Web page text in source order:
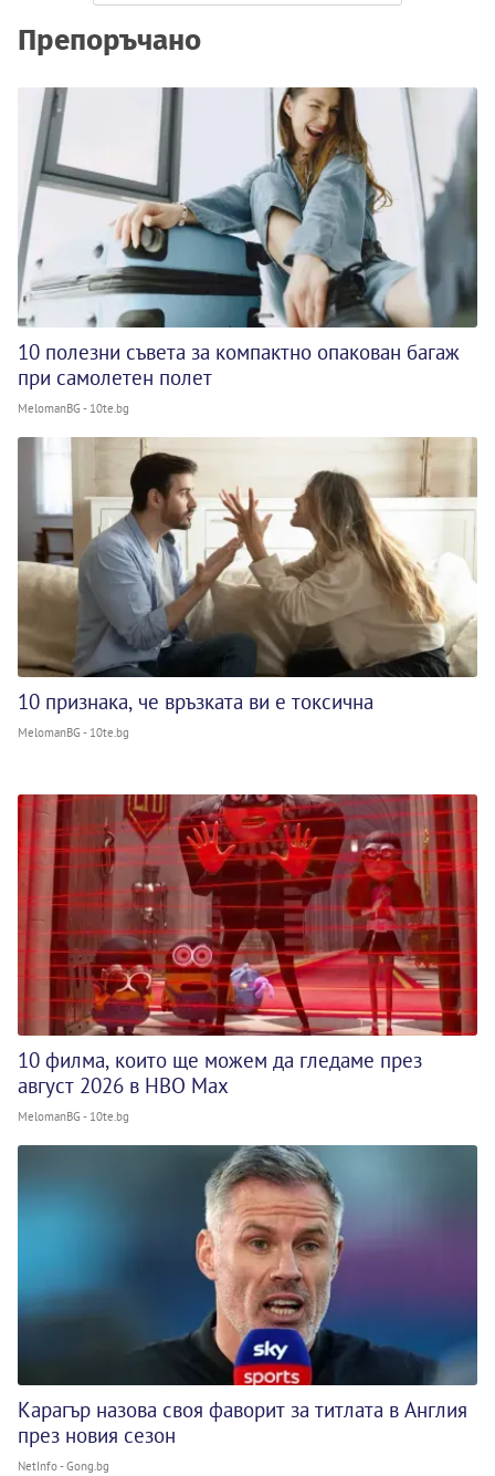
Препоръчано
10 полезни съвета за компактно опакован багаж
при самолетен полет
MelomanBG - 10te.bg
10 признака, че връзката ви е токсична
MelomanBG - 10te.bg
10 филма, които ще можем да гледаме през
август 2026 в HBO Max
MelomanBG - 10te.bg
Карагър назова своя фаворит за титлата в Англия
през новия сезон
NetInfo - Gong.bg